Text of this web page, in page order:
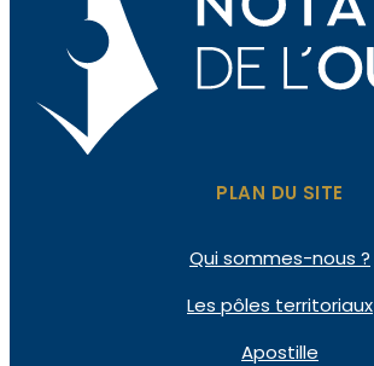
PLAN DU SITE
Quisommes-nous ?
Les pôles territoriaux
Apostille